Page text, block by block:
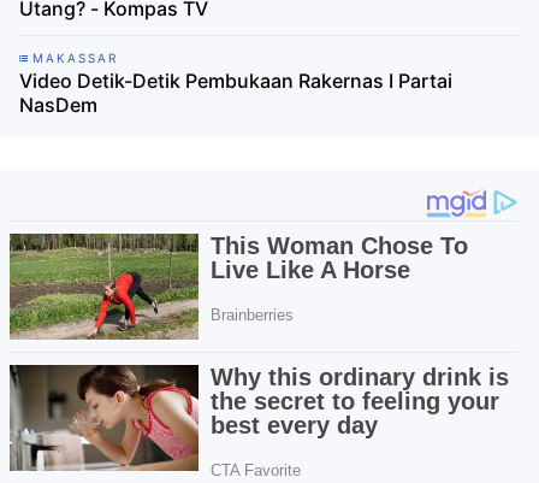
Utang? - Kompas TV
MAKASSAR
Video Detik-Detik Pembukaan Rakernas I Partai
NasDem